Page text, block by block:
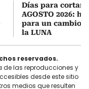
Días para
AGOSTO 2026:
para un cambio
la LUNA
reservados.
de las reproducciones y
desde este sitio
medios que resulten